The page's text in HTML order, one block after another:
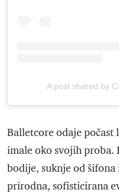
A post shared by
Balletcore odaje
imale oko svojih proba.
bodije, suknje od
prirodna, sofisticirana